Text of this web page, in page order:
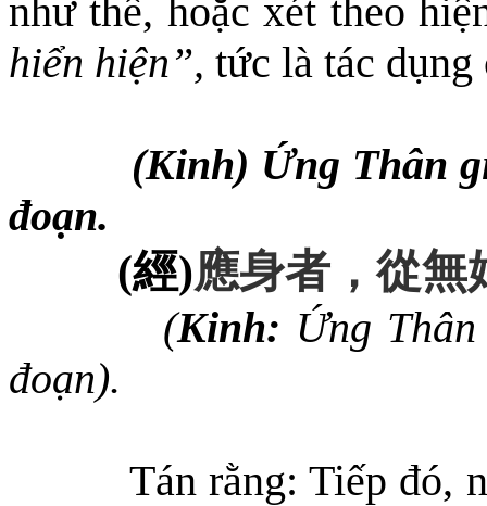
như thế, hoặc xét theo
hiển hiện”, tức là tác dụng
(Kinh) Ứng Thân
đoạn.
(經)應身者 ，從無
(Kinh: Ứng
đoạn).
Tán rằng: Tiếp đó,